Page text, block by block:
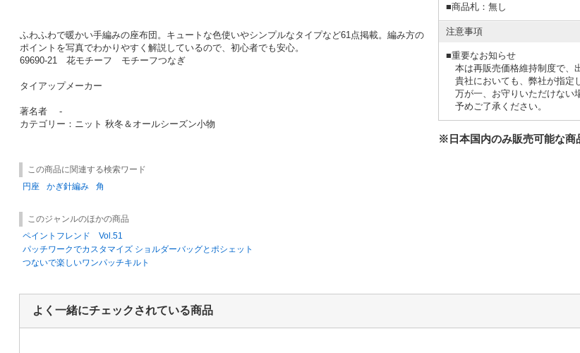
ふわふわで暖かい手編みの座布団。キュートな色使いやシンプルなタイプなど61点掲載。編み方の
ポイントを写真でわかりやすく解説しているので、初心者でも安心。
69690-21 花モチーフ モチーフつなぎ
タイアップメーカー
著名者 -
カテゴリー：ニット 秋冬＆オールシーズン小物
■商品札：無し
注意事項
■重要なお知らせ
本は再販売価格維持制度で、
貴社においても、弊社が指定
万が一、お守りいただけない
予めご了承ください。
※日本国内のみ販売可能な商
この商品に関連する検索ワード
円座
かぎ針編み 角
このジャンルのほかの商品
ペイントフレンド Vol.51
パッチワークでカスタマイズ ショルダーバッグとポシェット
つないで楽しいワンパッチキルト
よく一緒にチェックされている商品